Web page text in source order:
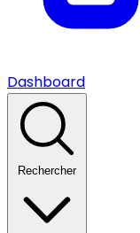
Dashboard
Rechercher